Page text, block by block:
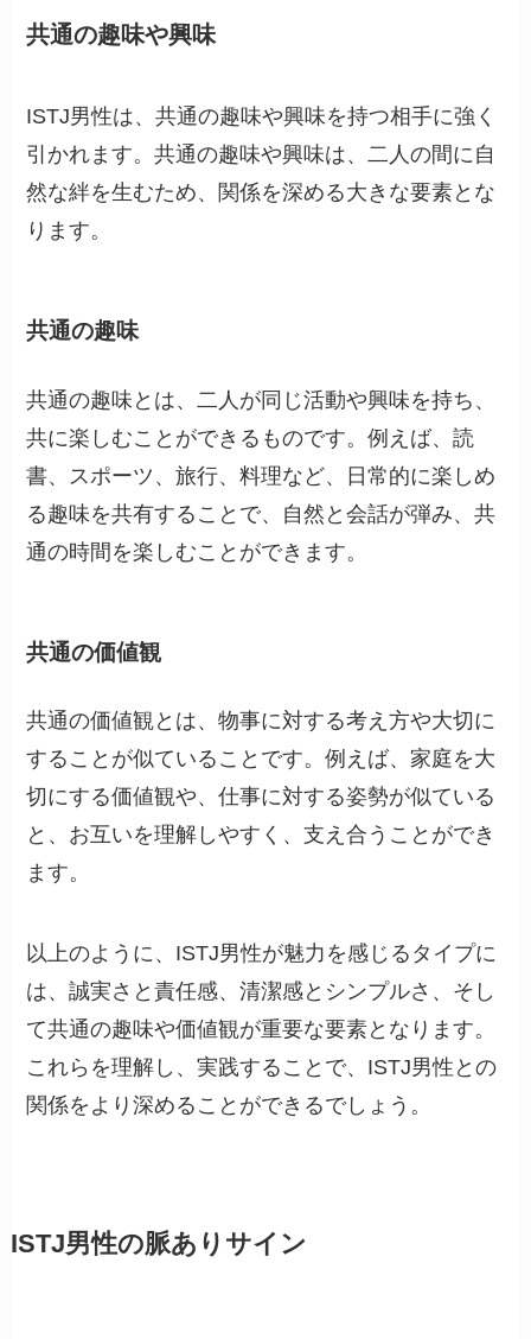
共通の趣味や興味
ISTJ男性は、共通の趣味や興味を持つ相手に強く
引かれます。共通の趣味や興味は、二人の間に自
然な絆を生むため、関係を深める大きな要素とな
ります。
共通の趣味
共通の趣味とは、二人が同じ活動や興味を持ち、
共に楽しむことができるものです。例えば、読
書、スポーツ、旅行、料理など、日常的に楽しめ
る趣味を共有することで、自然と会話が弾み、共
通の時間を楽しむことができます。
共通の価値観
共通の価値観とは、物事に対する考え方や大切に
することが似ていることです。例えば、家庭を大
切にする価値観や、仕事に対する姿勢が似ている
と、お互いを理解しやすく、支え合うことができ
ます。
以上のように、ISTJ男性が魅力を感じるタイプに
は、誠実さと責任感、清潔感とシンプルさ、そし
て共通の趣味や価値観が重要な要素となります。
これらを理解し、実践することで、ISTJ男性との
関係をより深めることができるでしょう。
ISTJ男性の脈ありサイン